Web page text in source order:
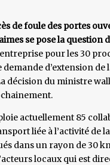
de foule des portes
se pose la
pour les 30
d’extension de
décision du ministre
actuellement 85
liée à l’activité de
dans un rayon de 30
locaux qui est